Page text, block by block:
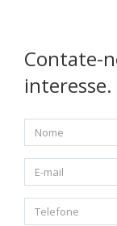
Contate-
interesse.